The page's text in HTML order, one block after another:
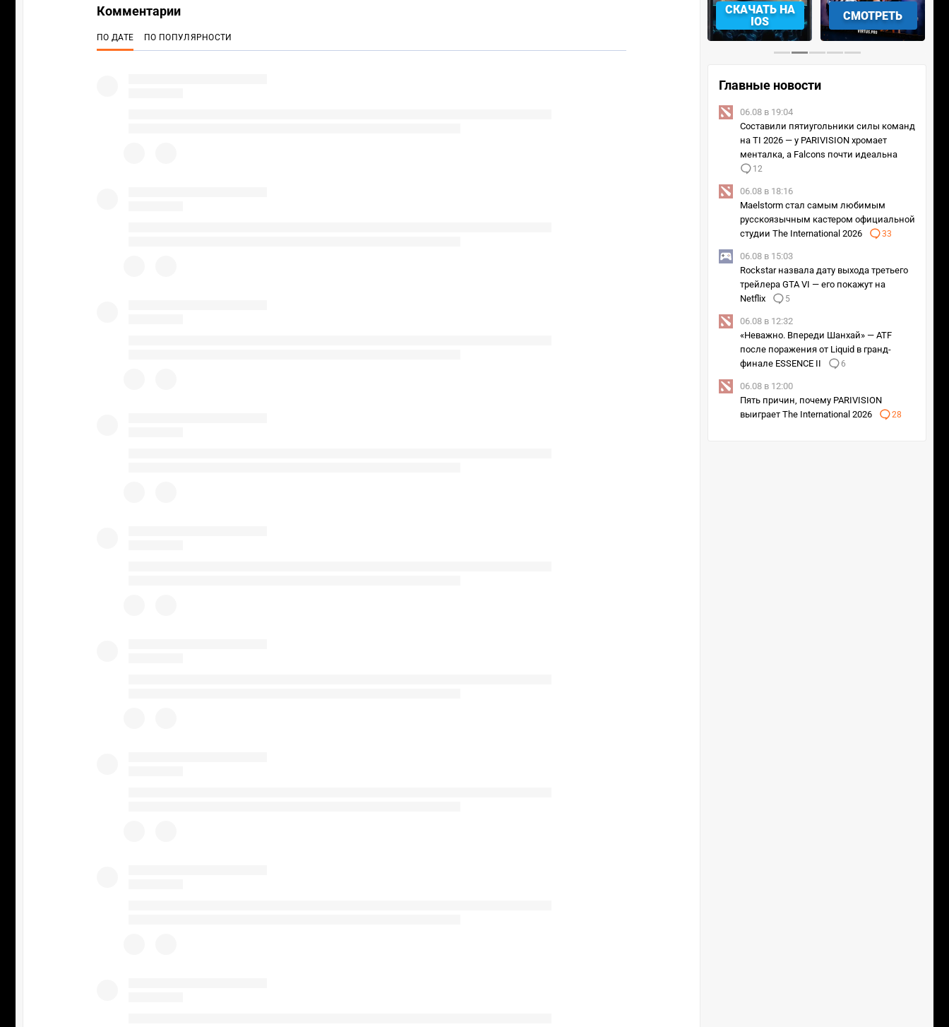
СМОТРЕТЬ УЧАСТВОВАТЬ
Главные новости
06.08 в 19:04
Составили пятиугольники силы команд
на TI 2026 — у PARIVISION хромает
менталка, а Falcons почти идеальна
12
06.08 в 18:16
Maelstorm стал самым любимым
русскоязычным кастером официальной
студии The International 2026
33
06.08 в 15:03
Rockstar назвала дату выхода третьего
трейлера GTA VI — его покажут на
Netflix
5
06.08 в 12:32
«Неважно. Впереди Шанхай» — ATF
после поражения от Liquid в гранд-
финале ESSENCE II
6
06.08 в 12:00
Пять причин, почему PARIVISION
выиграет The International 2026
28
Комментарии
ПО ДАТЕ ПО ПОПУЛЯРНОСТИ